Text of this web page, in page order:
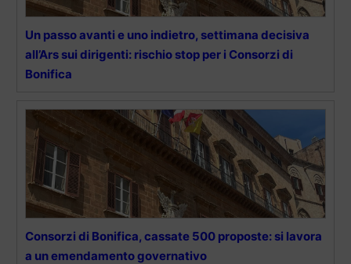
Un passo avanti e uno indietro, settimana decisiva
all’Ars sui dirigenti: rischio stop per i Consorzi di
Bonifica
Consorzi di Bonifica, cassate 500 proposte: si lavora
a un emendamento governativo